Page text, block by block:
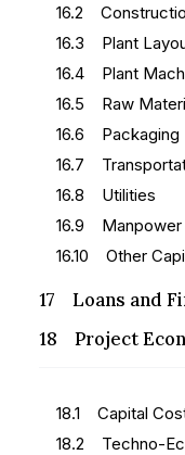
16.2
16.3 Plant
16.4 Plant
16.5 Raw
16.6 Packaging
16.7
16.8 Utilities
16.9 Manpower
16.10 Other
17 Loans and
18 Project
18.1 Capital
18.2 Techno-